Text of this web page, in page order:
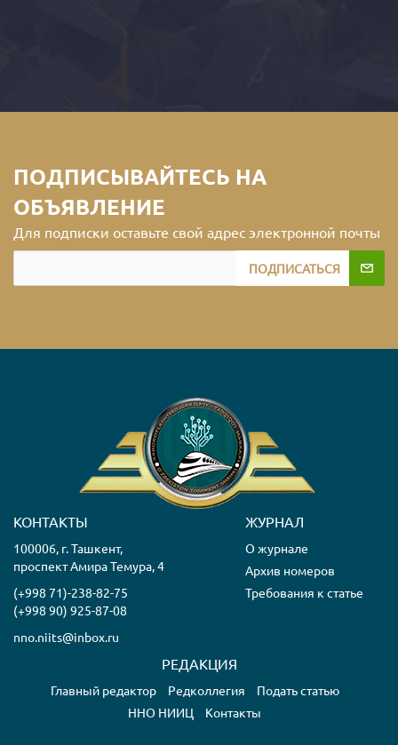
ПОДПИСЫВАЙТЕСЬ НА
ОБЪЯВЛЕНИЕ
Для подписки оставьте свой адрес электронной почты
ПОДПИСАТЬСЯ
КОНТАКТЫ
100006, г. Ташкент,
проспект Амира Темура, 4
(+998 71)-238-82-75
(+998 90) 925-87-08
nno.niits@inbox.ru
ЖУРНАЛ
О журнале
Архив номеров
Требования к статье
РЕДАКЦИЯ
Главный редактор Редколлегия
Подать статью
ННО НИИЦ
Контакты